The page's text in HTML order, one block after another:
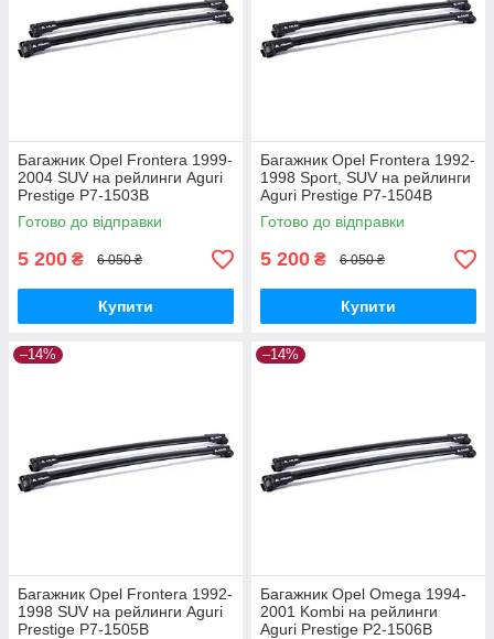
Багажник Opel Frontera 1999-
2004 SUV на рейлинги Aguri
Prestige P7-1503B
Готово до відправки
5 200 ₴ 6 050 ₴
Купити
Багажник Opel Frontera 1992-
1998 Sport, SUV на рейлинги
Aguri Prestige P7-1504B
Готово до відправки
5 200 ₴ 6 050 ₴
Купити
–14%
Багажник Opel Frontera 1992-
1998 SUV на рейлинги Aguri
Prestige P7-1505B
–14%
Багажник Opel Omega 1994-
2001 Kombi на рейлинги
Aguri Prestige P2-1506B